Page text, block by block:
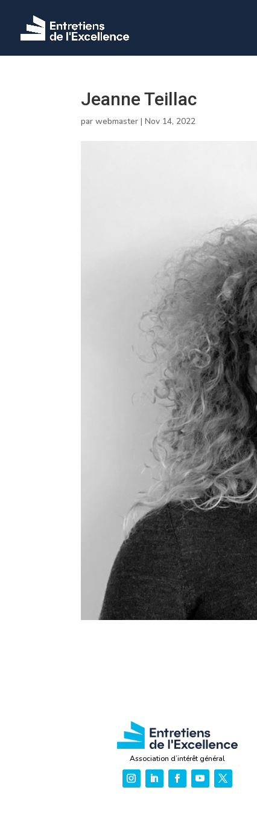
Jeanne Teillac
parwebmaster |Nov 14, 2022
Association d’intérêt général